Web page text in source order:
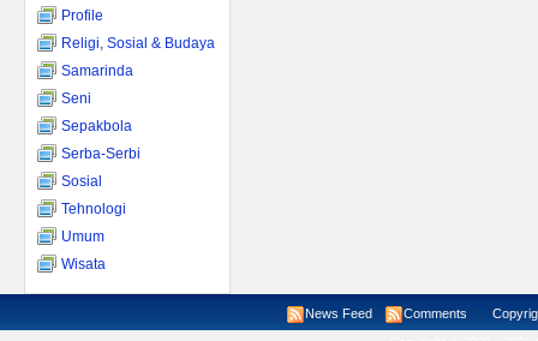
Profile
Religi, Sosial & Budaya
Samarinda
Seni
Sepakbola
Serba-Serbi
Sosial
Tehnologi
Umum
Wisata
News Feed Comments Copyright